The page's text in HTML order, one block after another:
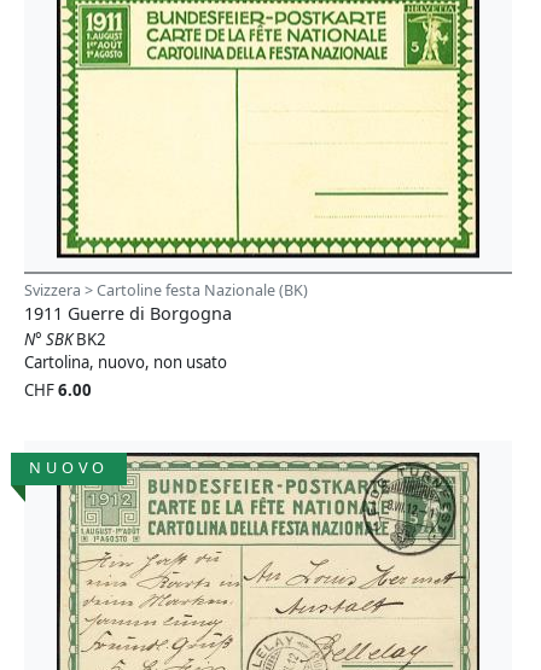
Svizzera > Cartoline festa Nazionale (BK)
1911 Guerre di Borgogna
N° SBKBK2
Cartolina, nuovo, non usato
CHF6.00
NUOVO